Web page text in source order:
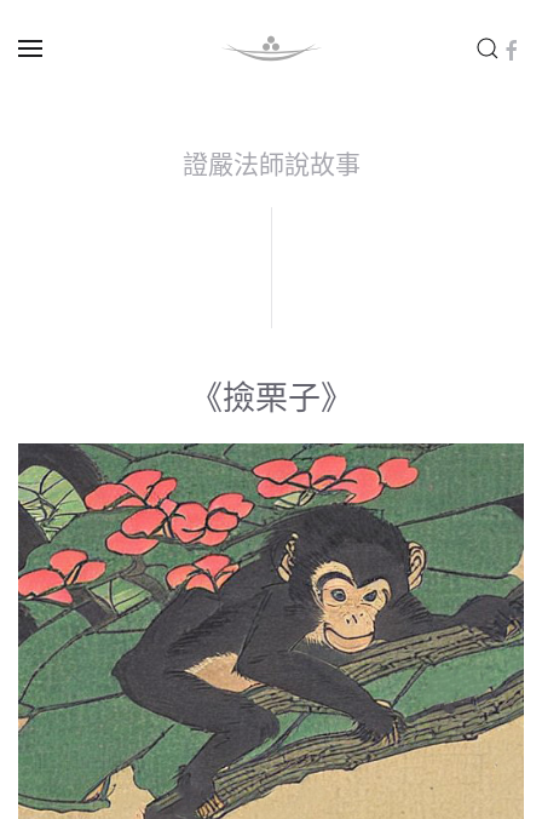
證嚴法師說故事
《撿栗子》